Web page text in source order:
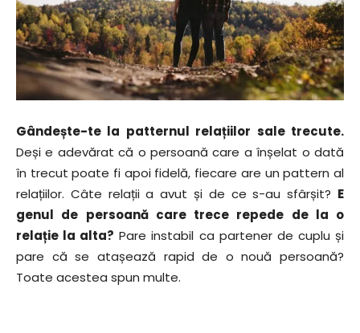
Gândește-te la patternul relațiilor sale trecute.
Deși e adevărat că o persoană care a înșelat o dată
în trecut poate fi apoi fidelă, fiecare are un pattern al
relațiilor. Câte relații a avut și de ce s-au sfârșit? E
genul de persoană care trece repede de la o
relație la alta? Pare instabil ca partener de cuplu și
pare că se atașează rapid de o nouă persoană?
Toate acestea spun multe.